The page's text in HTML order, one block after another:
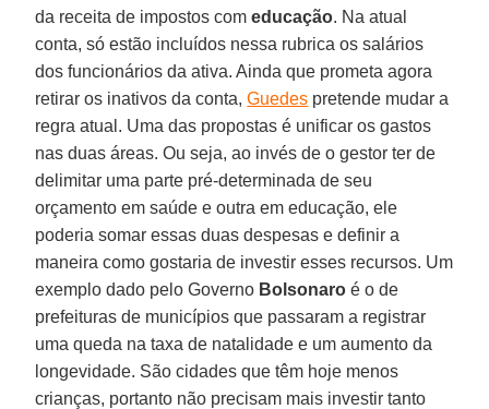
da receita de impostos comeducação. Na atual
conta, só estão incluídos nessa rubrica os salários
dos funcionários da ativa. Ainda que prometa agora
retirar os inativos da conta,Guedes pretende mudar a
regra atual. Uma das propostas é unificar os gastos
nas duas áreas. Ou seja, ao invés de o gestor ter de
delimitar uma parte pré-determinada de seu
orçamento em saúde e outra em educação, ele
poderia somar essas duas despesas e definir a
maneira como gostaria de investir esses recursos. Um
exemplo dado pelo Governo Bolsonaro é o de
prefeituras de municípios que passaram a registrar
uma queda na taxa de natalidade e um aumento da
longevidade. São cidades que têm hoje menos
crianças, portanto não precisam mais investir tanto